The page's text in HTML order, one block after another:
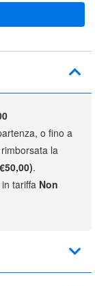
o fino a
la
.
tariffa Non